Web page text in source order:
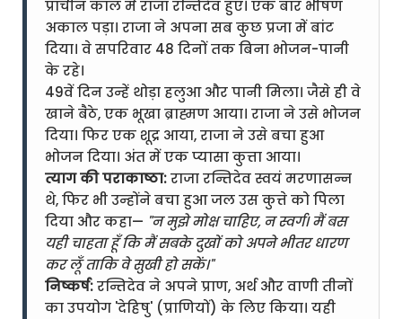
प्राचीन काल में राजा रन्तिदेव हुए। एक बार भीषण
अकाल पड़ा। राजा ने अपना सब कुछ प्रजा में बांट
दिया। वे सपरिवार 48 दिनों तक बिना भोजन-पानी
के रहे।
49वें दिन उन्हें थोड़ा हलुआ और पानी मिला। जैसे ही वे
खाने बैठे, एक भूखा ब्राह्मण आया। राजा ने उसे भोजन
दिया। फिर एक शूद्र आया, राजा ने उसे बचा हुआ
भोजन दिया। अंत में एक प्यासा कुत्ता आया।
त्याग की पराकाष्ठा:राजा रन्तिदेव स्वयं मरणासन्न
थे, फिर भी उन्होंने बचा हुआ जल उस कुत्ते को पिला
दिया और कहा— "न मुझे मोक्ष चाहिए, न स्वर्ग। मैं बस
यही चाहता हूँ कि मैं सबके दुखों को अपने भीतर धारण
कर लूँ ताकि वे सुखी हो सकें।"
निष्कर्ष:रन्तिदेव ने अपने प्राण, अर्थ और वाणी तीनों
का उपयोग 'देहिषु' (प्राणियों) के लिए किया। यही